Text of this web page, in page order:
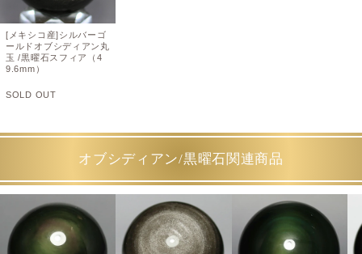
[メキシコ産]シルバーゴ
ールドオブシディアン丸
玉 /黒曜石スフィア（4
9.6mm）
SOLD OUT
オブシディアン/黒曜石関連商品